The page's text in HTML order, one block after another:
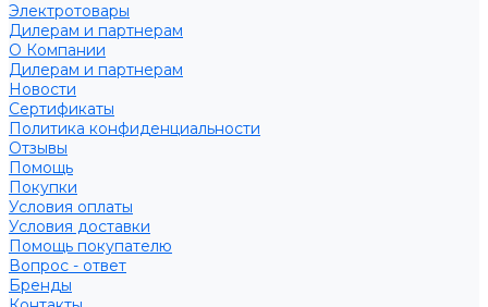
Электротовары
Дилерам и партнерам
О Компании
Дилерам и партнерам
Новости
Сертификаты
Политика конфиденциальности
Отзывы
Помощь
Покупки
Условия оплаты
Условия доставки
Помощь покупателю
Вопрос - ответ
Бренды